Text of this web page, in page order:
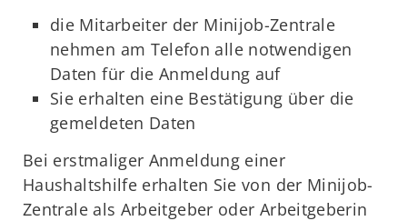
die Mitarbeiter der Minijob-Zentrale
nehmen am Telefon alle notwendigen
Daten für die Anmeldung auf
Sie erhalten eine Bestätigung über die
gemeldeten Daten
Bei erstmaliger Anmeldung einer
Haushaltshilfe erhalten Sie von der Minijob-
Zentrale als Arbeitgeber oder Arbeitgeberin